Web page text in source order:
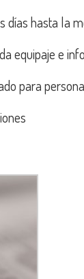
hasta la
equipaje e
para